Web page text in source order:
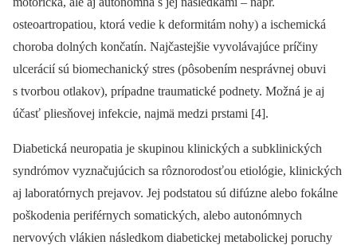
osteoartropatiou, ktorá vedie k deformitám nohy) a ischemická
choroba dolných končatín. Najčastejšie vyvolávajúce príčiny
ulcerácií sú biomechanický stres (pôsobením nesprávnej obuvi
s tvorbou otlakov), prípadne traumatické podnety. Možná je aj
účasť pliesňovej infekcie, najmä medzi prstami [4].
Diabetická neuropatia je skupinou klinických a subklinických
syndrómov vyznačujúcich sa rôznorodosťou etiológie, klinických
aj laboratórnych prejavov. Jej podstatou sú difúzne alebo fokálne
poškodenia periférnych somatických, alebo autonómnych
nervových vlákien následkom diabetickej metabolickej poruchy